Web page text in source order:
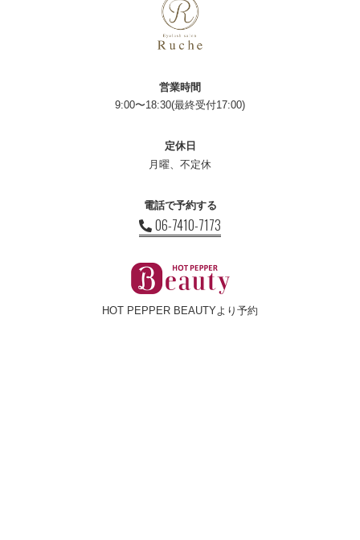
営業時間
9:00〜18:30(最終受付17:00)
定休日
月曜、不定休
電話で予約する
06-7410-7173
HOT PEPPER BEAUTYより予約